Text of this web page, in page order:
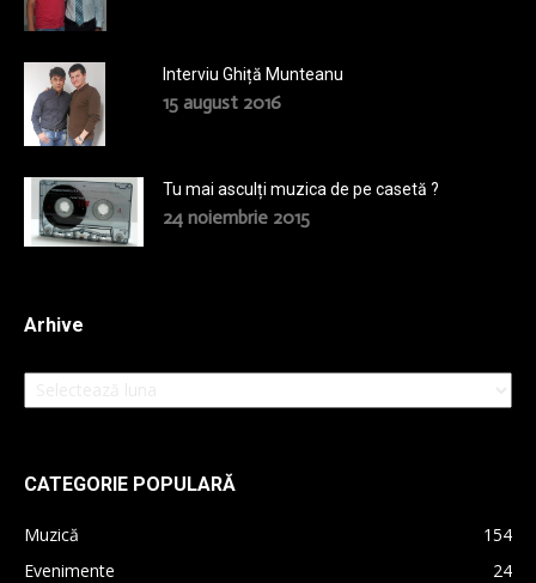
Interviu Ghiță Munteanu
15 august 2016
Tu mai asculți muzica de pe casetă ?
24 noiembrie 2015
Arhive
Arhive
CATEGORIE POPULARĂ
Muzică
154
Evenimente
24